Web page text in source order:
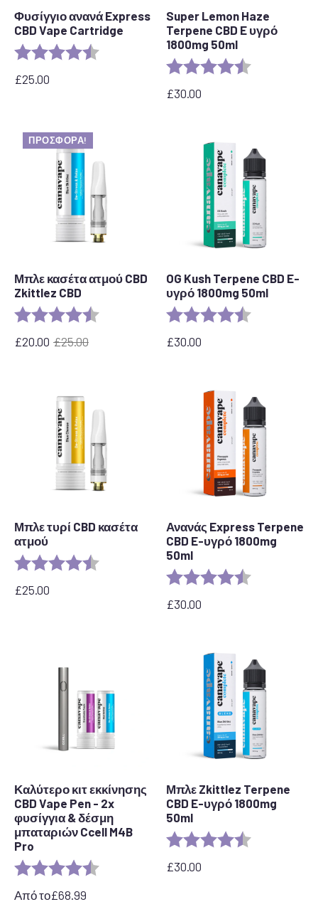
Φυσίγγιο ανανά Express
CBD Vape Cartridge
Αξιολόγηση: 4,6 από 5 αστέρια
£25.00
Super Lemon Haze
Terpene CBD E υγρό
1800mg 50ml
Αξιολόγηση:
£30.00
ΠΡΟΣΦΟΡΆ!
Μπλε κασέτα ατμού CBD
Zkittlez CBD
Αξιολόγηση: 4,6 από 5 αστέρια
£25.00
Η
£20.00
Η
OG Kush Terpene CBD E-
υγρό 1800mg 50ml
Αξιολόγηση:
£30.00
Μπλε τυρί CBD κασέτα
ατμού
Αξιολόγηση: 4,5 από 5 αστέρια
£25.00
Ανανάς Express Terpene
CBD E-υγρό 1800mg
50ml
Αξιολόγηση:
£30.00
Καλύτερο κιτ εκκίνησης
CBD Vape Pen - 2x
φυσίγγια & δέσμη
μπαταριών Ccell M4B
Pro
Αξιολόγηση: 4,7 από 5 αστέρια
Από το£68.99
Μπλε Zkittlez Terpene
CBD E-υγρό 1800mg
50ml
Αξιολόγηση:
£30.00